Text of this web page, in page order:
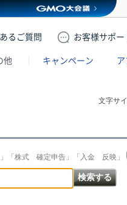
る ご質問 お客様サポー
他 キャンペーン ア
文字サ
「株式 確定申告」「入金 反映」